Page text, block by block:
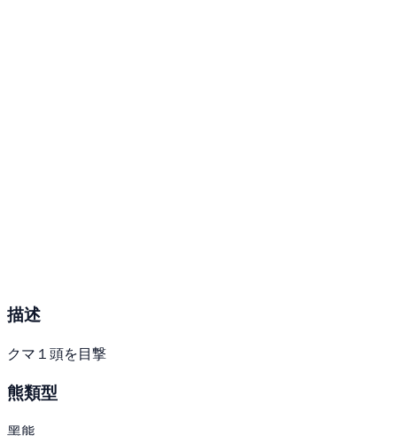
描述
クマ１頭を目撃
熊類型
黑熊